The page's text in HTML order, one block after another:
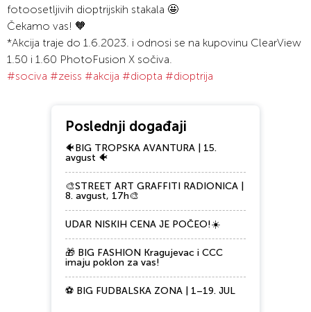
fotoosetljivih dioptrijskih stakala 🤩
Čekamo vas! 🧡
*Akcija traje do 1.6.2023. i odnosi se na kupovinu ClearView
1.50 i 1.60 PhotoFusion X sočiva.
#sociva #zeiss #akcija #diopta #dioptrija
Poslednji događaji
🐠BIG TROPSKA AVANTURA | 15.
avgust 🐠
🎨STREET ART GRAFFITI RADIONICA |
8. avgust, 17h🎨
UDAR NISKIH CENA JE POČEO!☀️
🎁 BIG FASHION Kragujevac i CCC
imaju poklon za vas!
⚽ BIG FUDBALSKA ZONA | 1–19. JUL